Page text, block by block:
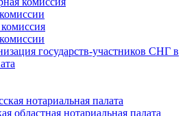
государств-участников СНГ в
нотариальная палата
областная нотариальная палата